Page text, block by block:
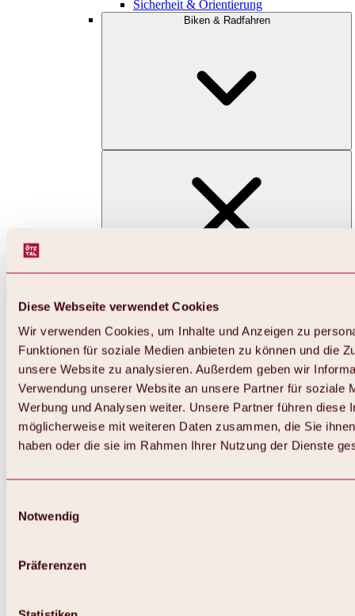
Diese Webseite verwendet Cookies
Wir verwenden Cookies, um Inhalte und Anzeigen zu
Funktionen für soziale Medien anbieten zu können und die
unsere Website zu analysieren. Außerdem geben wir
Verwendung unserer Website an unsere Partner für soziale
Werbung und Analysen weiter. Unsere Partner führen diese
möglicherweise mit weiteren Daten zusammen, die Sie
haben oder die sie im Rahmen Ihrer Nutzung der Dienste
Notwendig
Präferenzen
Sicherheit & Orientierung
Biken & Radfahren